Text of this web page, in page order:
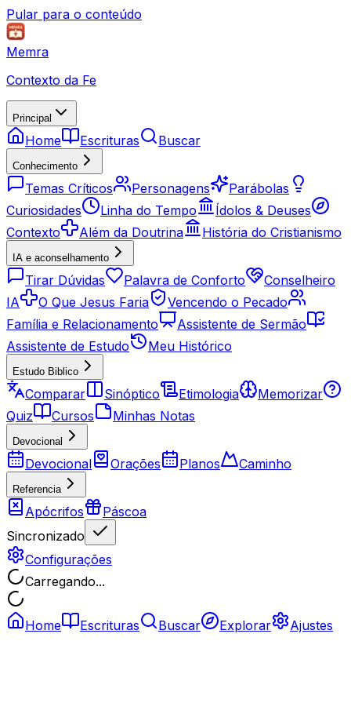
Pular para o conteúdo
Memra
Contexto da Fe
Principal
Home Escrituras Buscar
Conhecimento
Temas Críticos Personagens
Parábolas
Curiosidades
Linha do Tempo
Ídolos & Deuses
Contexto
Além da Doutrina História do Cristianismo
IA e aconselhamento
Tirar Dúvidas Palavra de Conforto
Conselheiro
IA
O Que Jesus Faria
Vencendo o Pecado
Família e Relacionamento
Assistente de Sermão
Assistente de Estudo
Meu Histórico
Estudo Biblico
Comparar Sinóptico Etimologia
Memorizar
Quiz
Cursos Minhas Notas
Devocional
Devocional Orações Planos Caminho
Referencia
Apócrifos
Páscoa
Sincronizado
Configurações
Carregando...
Home Escrituras Buscar Explorar Ajustes